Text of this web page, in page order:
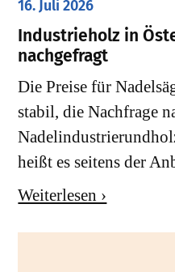
16. Juli 2026
Industrieholz in
nachgefragt
Die Preise für
stabil, die Nachfrage
heißt es seitens der
Weiterlesen ›